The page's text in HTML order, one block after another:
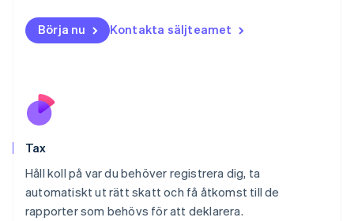
Börja nu Kontakta säljteamet
Tax
Håll koll på var du behöver registrera dig, ta
automatiskt ut rätt skatt och få åtkomst till de
rapporter som behövs för att deklarera.
Norge
English
English
Portugal
Schweiz
DeutschFrançaisItalianoEnglish
Singapore